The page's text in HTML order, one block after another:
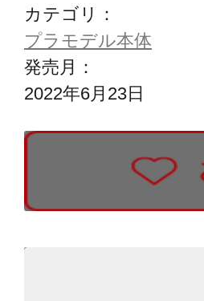
カテゴリ：
プラモデル本体
発売月：
2022年6月23日